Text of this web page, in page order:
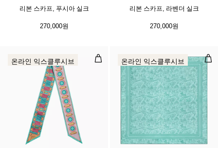
리본 스카프, 푸시아 실크
270,000원
리본 스카프, 라벤더 실크
270,000원
리본 스카프, 멀티컬러 실크
4 색상
온라인 익스클루시브 스
온라인 익스클루시브